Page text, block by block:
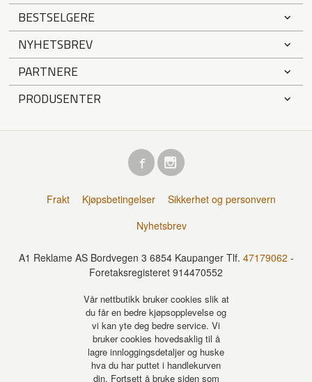
BESTSELGERE
NYHETSBREV
PARTNERE
PRODUSENTER
Frakt Kjøpsbetingelser
Sikkerhet og personvern
Nyhetsbrev
A1 Reklame AS Bordvegen 3 6854 Kaupanger Tlf. 47179062 -
Foretaksregisteret 914470552
Vår nettbutikk bruker cookies slik at
du får en bedre kjøpsopplevelse og
vi kan yte deg bedre service. Vi
bruker cookies hovedsaklig til å
lagre innloggingsdetaljer og huske
hva du har puttet i handlekurven
din. Fortsett å bruke siden som